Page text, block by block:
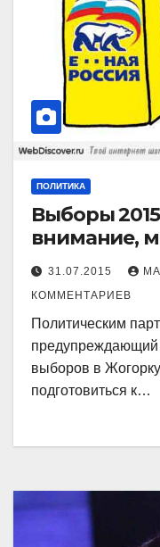
ПОЛИТИКА
Выборы
внимание,
31.07.2015
КОММЕНТАРИЕВ
Политическим
предупреждающий
выборов в
подготовиться к…